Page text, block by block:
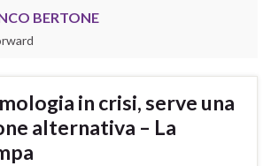
BERTONE
in crisi, serve una
alternativa – La